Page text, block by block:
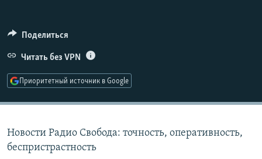
ПОДПИШИТЕСЬ НА РАССЫЛКУ
СОЦИАЛЬНЫЕ СЕТИ
Поделиться
Читать без VPN
Приоритетный источник в Google
Новости Радио Свобода: точность, оперативность,
беспристрастность